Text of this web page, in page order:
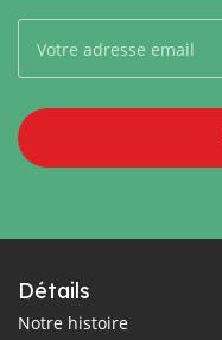
Détails
Notre histoire